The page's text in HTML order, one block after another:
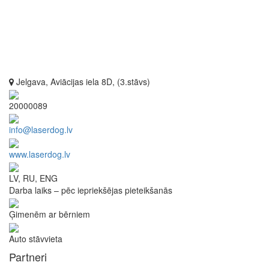
Jelgava, Aviācijas iela 8D, (3.stāvs)
20000089
info@laserdog.lv
www.laserdog.lv
LV, RU, ENG
Darba laiks – pēc iepriekšējas pieteikšanās
Ģimenēm ar bērniem
Auto stāvvieta
Partneri